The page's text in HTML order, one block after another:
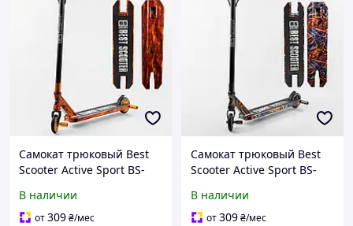
Самокат трюковый Best
Scooter Active Sport BS-
алюминиевый диск и
дека с принтом, колёса
В наличии
от309₴/мес
Самокат трюковый Best
Scooter Active Sport BS-
алюминиевый диск и
дека с принтом, колёса
В наличии
от309₴/мес